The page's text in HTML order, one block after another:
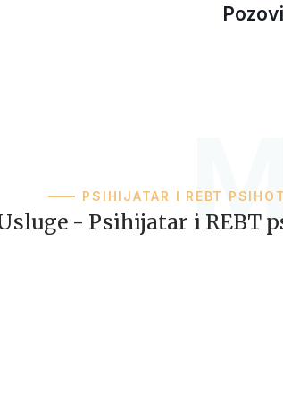
PSIHIJATAR I REBT
- Psihijatar i REBT